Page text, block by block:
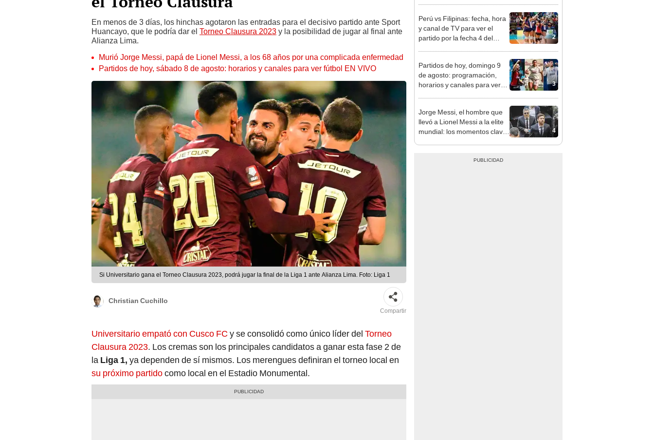
En menos de 3 días, los hinchas agotaron las entradas para el decisivo partido ante Sport
Huancayo, que le podría dar el Torneo Clausura 2023 y la posibilidad de jugar al final ante
Alianza Lima.
Murió Jorge Messi, papá de Lionel Messi, a los 68 años por una complicada enfermedad
Partidos de hoy, sábado 8 de agosto: horarios y canales para ver fútbol EN VIVO
Si Universitario gana el Torneo Clausura 2023, podrá jugar la final de la Liga 1 ante Alianza Lima. Foto: Liga 1
Christian Cuchillo
Compartir
Universitario empató con Cusco FC y se consolidó como único líder del Torneo
Clausura 2023. Los cremas son los principales candidatos a ganar esta fase 2 de
la Liga 1, ya dependen de sí mismos. Los merengues definiran el torneo local en
su próximo partidocomo local en el Estadio Monumental.
2
Perú vs Filipinas: fecha, hora
y canal de TV para ver el
partido por la fecha 4 del
3
Partidos de hoy, domingo 9
de agosto: programación,
horarios y canales para ver
4
Jorge Messi, el hombre que
llevó a Lionel Messi a la elite
mundial: los momentos clave